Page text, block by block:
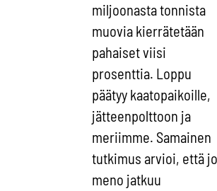
miljoonasta tonnista
muovia kierrätetään
pahaiset viisi
prosenttia. Loppu
päätyy kaatopaikoille,
jätteenpolttoon ja
meriimme. Samainen
tutkimus arvioi, että
meno jatkuu